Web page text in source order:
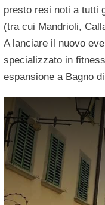
presto resi noti a tutti
(tra cui Mandrioli,
A lanciare il nuovo
specializzato in
espansione a Bagno